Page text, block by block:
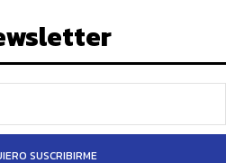
SUSCRIBIRME